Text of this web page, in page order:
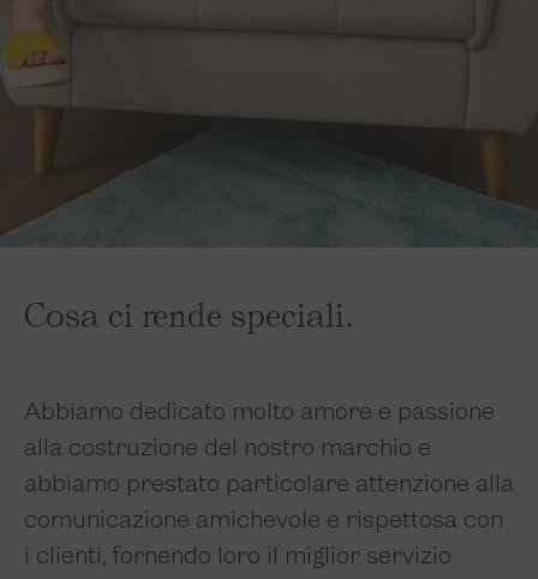
Cosa ci rende speciali.
Abbiamo dedicato molto amore e passione
alla costruzione del nostro marchio e
abbiamo prestato particolare attenzione alla
comunicazione amichevole e rispettosa con
i clienti, fornendo loro il miglior servizio